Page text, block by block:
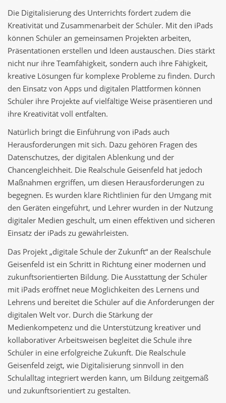
Die Digitalisierung des Unterrichts fördert zudem die
Kreativität und Zusammenarbeit der Schüler. Mit den iPads
können Schüler an gemeinsamen Projekten arbeiten,
Präsentationen erstellen und Ideen austauschen. Dies stärkt
nicht nur ihre Teamfähigkeit, sondern auch ihre Fähigkeit,
kreative Lösungen für komplexe Probleme zu finden. Durch
den Einsatz von Apps und digitalen Plattformen können
Schüler ihre Projekte auf vielfältige Weise präsentieren und
ihre Kreativität voll entfalten.
Natürlich bringt die Einführung von iPads auch
Herausforderungen mit sich. Dazu gehören Fragen des
Datenschutzes, der digitalen Ablenkung und der
Chancengleichheit. Die Realschule Geisenfeld hat jedoch
Maßnahmen ergriffen, um diesen Herausforderungen zu
begegnen. Es wurden klare Richtlinien für den Umgang mit
den Geräten eingeführt, und Lehrer wurden in der Nutzung
digitaler Medien geschult, um einen effektiven und sicheren
Einsatz der iPads zu gewährleisten.
Das Projekt „digitale Schule der Zukunft“ an der Realschule
Geisenfeld ist ein Schritt in Richtung einer modernen und
zukunftsorientierten Bildung. Die Ausstattung der Schüler
mit iPads eröffnet neue Möglichkeiten des Lernens und
Lehrens und bereitet die Schüler auf die Anforderungen der
digitalen Welt vor. Durch die Stärkung der
Medienkompetenz und die Unterstützung kreativer und
kollaborativer Arbeitsweisen begleitet die Schule ihre
Schüler in eine erfolgreiche Zukunft. Die Realschule
Geisenfeld zeigt, wie Digitalisierung sinnvoll in den
Schulalltag integriert werden kann, um Bildung zeitgemäß
und zukunftsorientiert zu gestalten.